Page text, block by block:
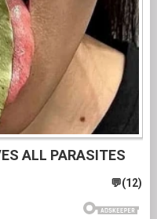
ALL PARASITES